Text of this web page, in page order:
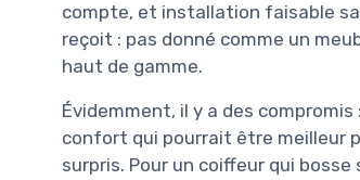
compte, et installation faisable
reçoit : pas donné comme un
haut de gamme.
Évidemment, il y a des
confort qui pourrait être meilleur
surpris. Pour un coiffeur qui